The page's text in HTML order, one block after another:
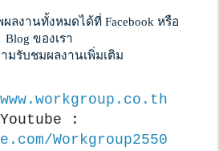
ลงานทั้งหมดได้ที่ Facebook หรือ
Blog ของเรา
มรับชมผลงานเพิ่มเติม
www.workgroup.co.th
Youtube :
Workgroup2550